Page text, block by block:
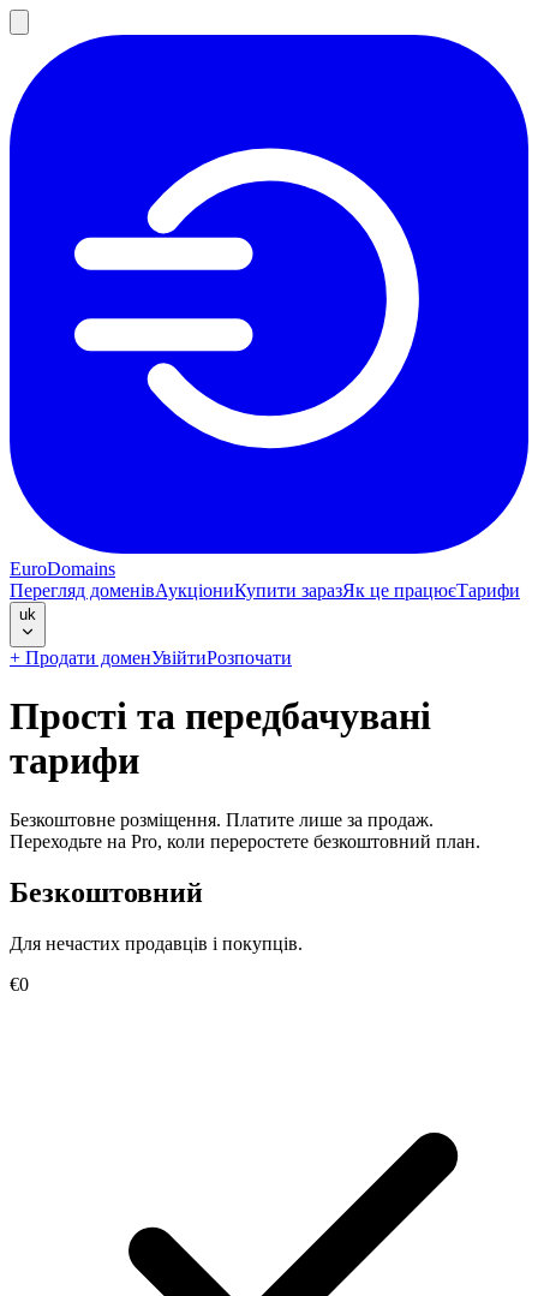
EuroDomains
Перегляд доменівАукціониКупити заразЯк це працюєТарифи
uk
+ Продати доменУвійтиРозпочати
Прості та передбачувані
тарифи
Безкоштовне розміщення. Платите лише за продаж.
Переходьте на Pro, коли переростете безкоштовний план.
Безкоштовний
Для нечастих продавців і покупців.
€0